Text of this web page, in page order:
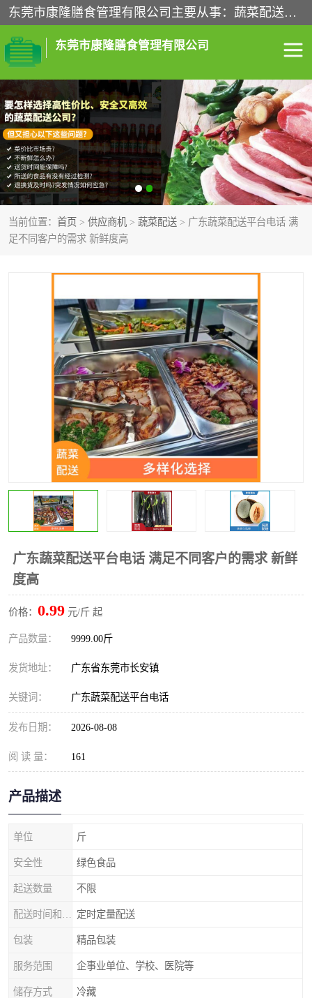
东莞市康隆膳食管理有限公司主要从事：蔬菜配送、食堂承包、企业工厂食堂承包、机关单位食堂承包、调味品配送、粮油配送、干货配送、副食配送、水果配送、海鲜配送等业务，东莞蔬菜配送电话，咨询在线客服。
东莞市康隆膳食管理有限公司
当前位置： 首页 > 供应商机 > 蔬菜配送 > 广东蔬菜配送平台电话 满
足不同客户的需求 新鲜度高
广东蔬菜配送平台电话 满足不同客户的需求 新鲜
度高
价格： 0.99 元/斤 起
产品数量： 9999.00斤
发货地址： 广东省东莞市长安镇
关键词： 广东蔬菜配送平台电话
发布日期： 2026-08-08
阅 读 量： 161
产品描述
单位 斤
安全性 绿色食品
起送数量 不限
定时定量配送
包装 精品包装
服务范围 企事业单位、学校、医院等
储存方式 冷藏
食堂承包 蔬菜配送
粮油配送 鲜肉配送
海鲜配送 食材配送
调料配送 企业工厂食堂承包
水果配送